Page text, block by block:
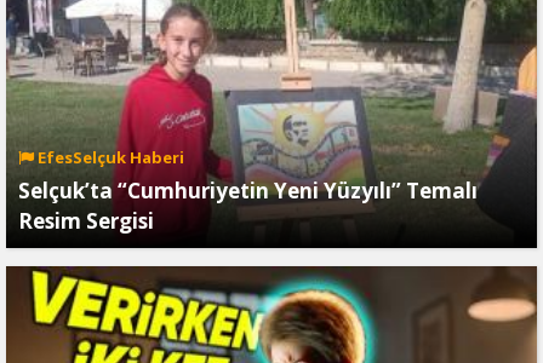
EfesSelçuk Haberi
Selçuk’ta “Cumhuriyetin Yeni Yüzyılı” Temalı
Resim Sergisi